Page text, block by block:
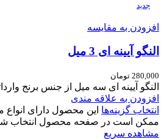
جدید
افزودن به مقایسه
النگو آیینه ای 3 میل
280,000 تومان
النگو آیینه ای سه میل از جنس برنج
افزودن به علاقه مندی
انتخاب گزینه‌ها این محصول دارای انواع
ممکن است در صفحه محصول انتخاب
مشاهده سریع